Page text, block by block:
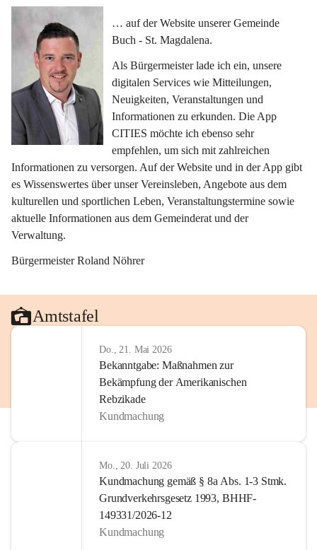
… auf der Website unserer Gemeinde
Buch - St. Magdalena.
Als Bürgermeister lade ich ein, unsere
digitalen Services wie Mitteilungen,
Neuigkeiten, Veranstaltungen und
Informationen zu erkunden. Die App
CITIES möchte ich ebenso sehr
empfehlen, um sich mit zahlreichen
Informationen zu versorgen. Auf der Website und in der App gibt
es Wissenswertes über unser Vereinsleben, Angebote aus dem
kulturellen und sportlichen Leben, Veranstaltungstermine sowie
aktuelle Informationen aus dem Gemeinderat und der
Verwaltung.
Bürgermeister Roland Nöhrer
Amtstafel
Do., 21. Mai 2026
Bekanntgabe: Maßnahmen zur
Bekämpfung der Amerikanischen
Rebzikade
Kundmachung
Mo., 20. Juli 2026
Kundmachung gemäß § 8a Abs. 1-3 Stmk.
Grundverkehrsgesetz 1993, BHHF-
149331/2026-12
Kundmachung